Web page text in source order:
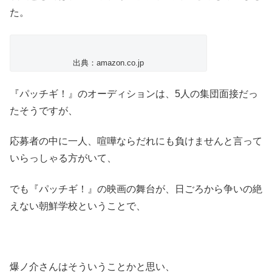
た。
出典：amazon.co.jp
『パッチギ！』のオーディションは、5人の集団面接だっ
たそうですが、
応募者の中に一人、喧嘩ならだれにも負けませんと言って
いらっしゃる方がいて、
でも『パッチギ！』の映画の舞台が、日ごろから争いの絶
えない朝鮮学校ということで、
爆ノ介さんはそういうことかと思い、